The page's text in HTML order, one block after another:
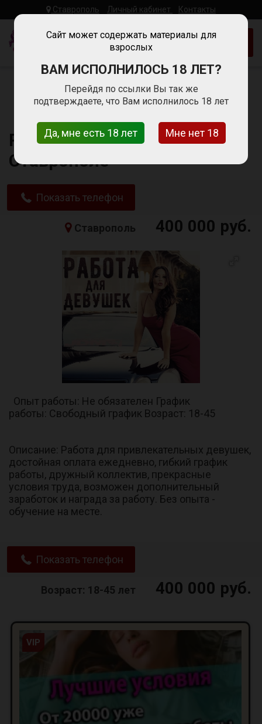
Ставрополь Личный кабинет Контакты
WomanWork
Работа Для
Добавить объявление
Работа для девушек в Ставрополе
Сфера сопровождения
Работа для девушек в Ставрополе
Работа для девушек в
Ставрополе
Показать телефон
Ставрополь 400 000 руб.
Опыт работы: Не обязателен График
работы: Свободный график Возраст: 18-45
Описание: Работа для привлекательных девушек,
достойная оплата ежедневно, гибкий график
работы, дружный коллектив, прекрасные
условия труда, возможен дополнительный
заработок и награда за работу. Без опыта -
обучение на месте.
Показать телефон
Возраст: 18-45 лет 400 000 руб.
VIP
Сайт может содержать материалы для
взрослых
ВАМ ИСПОЛНИЛОСЬ 18 ЛЕТ?
Перейдя по ссылки Вы так же
подтверждаете, что Вам исполнилось 18 лет
Да, мне есть 18 лет Мне нет 18